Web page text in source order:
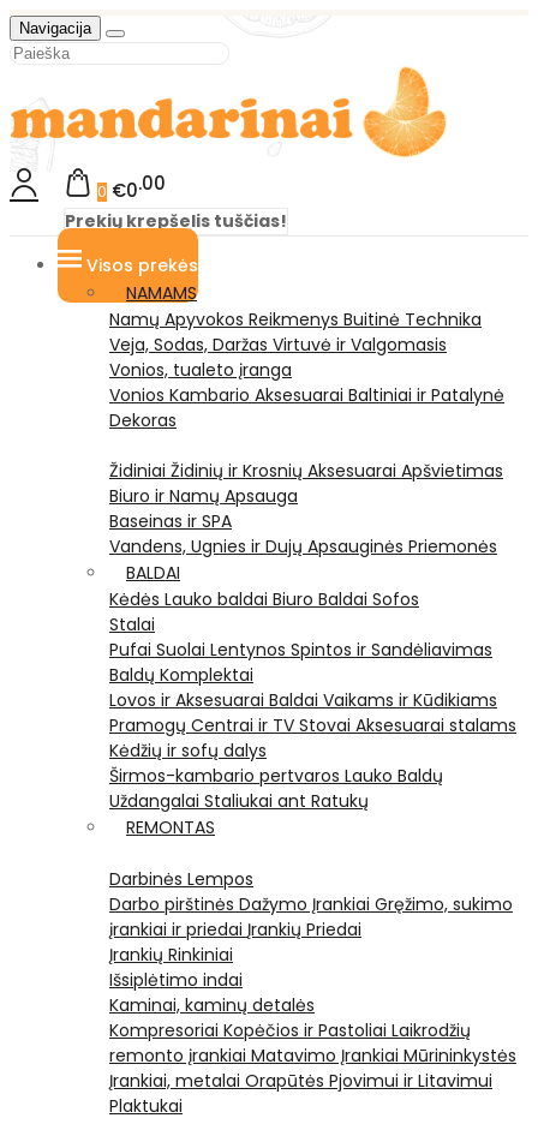
Navigacija
0 €0 00
Prekių krepšelis tuščias!
Visos prekės
NAMAMS
Namų Apyvokos Reikmenys Buitinė Technika
Veja, Sodas, Daržas Virtuvė ir Valgomasis
Vonios, tualeto įranga
Vonios Kambario Aksesuarai Baltiniai ir Patalynė
Dekoras
Židiniai Židinių ir Krosnių Aksesuarai Apšvietimas
Biuro ir Namų Apsauga
Baseinas ir SPA
Vandens, Ugnies ir Dujų Apsauginės Priemonės
BALDAI
Kėdės Lauko baldai Biuro Baldai Sofos
Stalai
Pufai Suolai Lentynos Spintos ir Sandėliavimas
Baldų Komplektai
Lovos ir Aksesuarai Baldai Vaikams ir Kūdikiams
Pramogų Centrai ir TV Stovai Aksesuarai stalams
Kėdžių ir sofų dalys
Širmos-kambario pertvaros Lauko Baldų
Uždangalai Staliukai ant Ratukų
REMONTAS
Darbinės Lempos
Darbo pirštinės Dažymo Įrankiai Gręžimo, sukimo
įrankiai ir priedai Įrankių Priedai
Įrankių Rinkiniai
Išsiplėtimo indai
Kaminai, kaminų detalės
Kompresoriai Kopėčios ir Pastoliai Laikrodžių
remonto įrankiai Matavimo Įrankiai Mūrininkystės
Įrankiai, metalai Orapūtės Pjovimui ir Litavimui
Plaktukai